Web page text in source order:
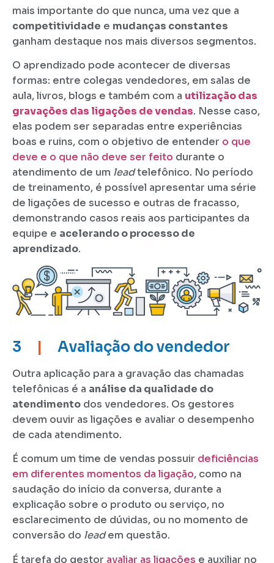
mais importante do que nunca, uma vez que a
competitividade e mudanças constantes
ganham destaque nos mais diversos segmentos.
O aprendizado pode acontecer de diversas
formas: entre colegas vendedores, em salas de
aula, livros, blogs e também com a utilização das
gravações das ligações de vendas. Nesse caso,
elas podem ser separadas entre experiências
boas e ruins, com o objetivo de entender o que
deve e o que não deve ser feito durante o
atendimento de um leadtelefônico. No período
de treinamento, é possível apresentar uma série
de ligações de sucesso e outras de fracasso,
demonstrando casos reais aos participantes da
equipe e acelerando o processo de
aprendizado.
3 | Avaliação do vendedor
Outra aplicação para a gravação das chamadas
telefônicas é a análise da qualidade do
atendimento dos vendedores. Os gestores
devem ouvir as ligações e avaliar o desempenho
de cada atendimento.
É comum um time de vendas possuir deficiências
em diferentes momentos da ligação, como na
saudação do início da conversa, durante a
explicação sobre o produto ou serviço, no
esclarecimento de dúvidas, ou no momento de
conversão do leadem questão.
É tarefa do gestor avaliar as ligações e auxiliar no